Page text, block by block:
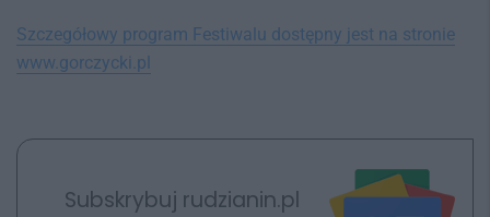
Szczegółowy program Festiwalu dostępny jest na stronie
www.gorczycki.pl
Subskrybuj rudzianin.pl